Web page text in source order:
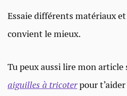
Essaie différents matériaux
convient le mieux.
Tu peux aussi lire mon article
aiguilles à tricoterpour